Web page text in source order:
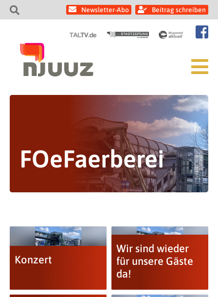
Newsletter-Abo Beitrag schreiben
FOeFaerberei
Konzert
Wir sind wieder
für unsere Gäste
da!